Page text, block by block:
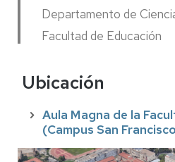
Departamento de
Facultad de Educación
Ubicación
Aula Magna de la
(Campus San